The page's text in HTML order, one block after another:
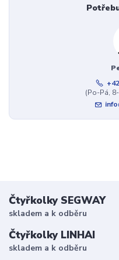
(Po-Pá,
Čtyřkolky SEGWAY
skladem a k odběru
Čtyřkolky LINHAI
skladem a k odběru